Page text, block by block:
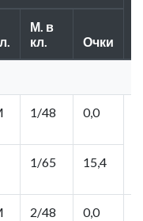
М. в
кл.
Очки
1/48 0,0
1/65 15,4
2/48 0,0